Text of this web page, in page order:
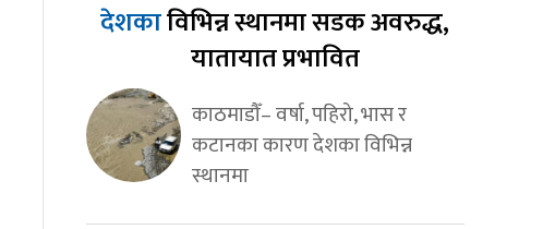
देशकाविभिन्न स्थानमा सडक अवरुद्ध,
यातायात प्रभावित
काठमाडौँ– वर्षा, पहिरो, भास र
कटानका कारण देशका विभिन्न
स्थानमा